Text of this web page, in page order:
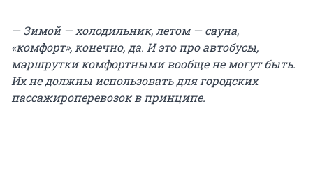
— Зимой — холодильник, летом — сауна,
«комфорт», конечно, да. И это про автобусы,
маршрутки комфортными вообще не могут быть.
Их не должны использовать для городских
пассажироперевозок в принципе.